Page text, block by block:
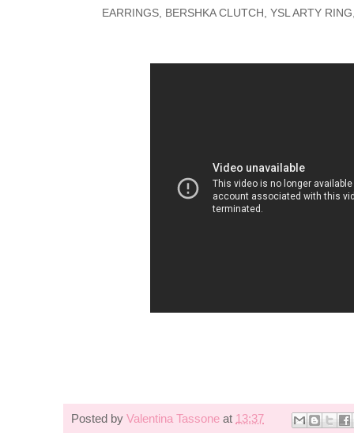
EARRINGS, BERSHKA CLUTCH, YSL ARTY
Posted by Valentina Tassone at 13:37